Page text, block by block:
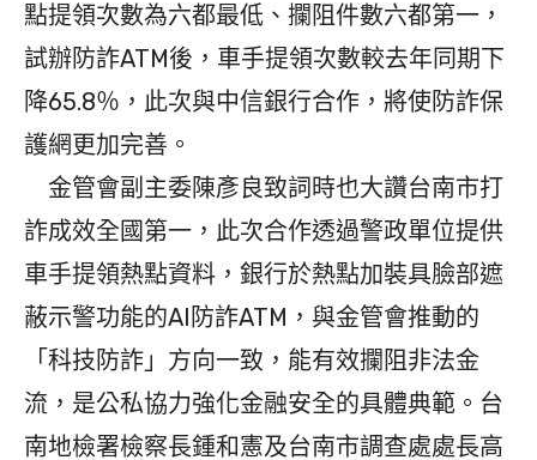
點提領次數為六都最低、攔阻件數六都第一，
試辦防詐ATM後，車手提領次數較去年同期下
降65.8％，此次與中信銀行合作，將使防詐保
護網更加完善。
金管會副主委陳彥良致詞時也大讚台南市打
詐成效全國第一，此次合作透過警政單位提供
車手提領熱點資料，銀行於熱點加裝具臉部遮
蔽示警功能的AI防詐ATM，與金管會推動的
「科技防詐」方向一致，能有效攔阻非法金
流，是公私協力強化金融安全的具體典範。台
南地檢署檢察長鍾和憲及台南市調查處處長高